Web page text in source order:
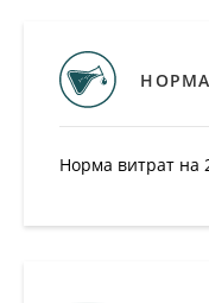
Норма витрат на